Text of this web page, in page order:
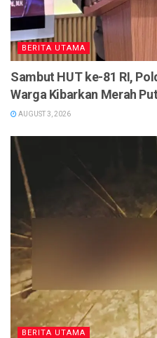
BERITA UTAMA
Sambut HUT ke-81 RI,
Warga Kibarkan Merah
AUGUST 3, 2026
BERITA UTAMA